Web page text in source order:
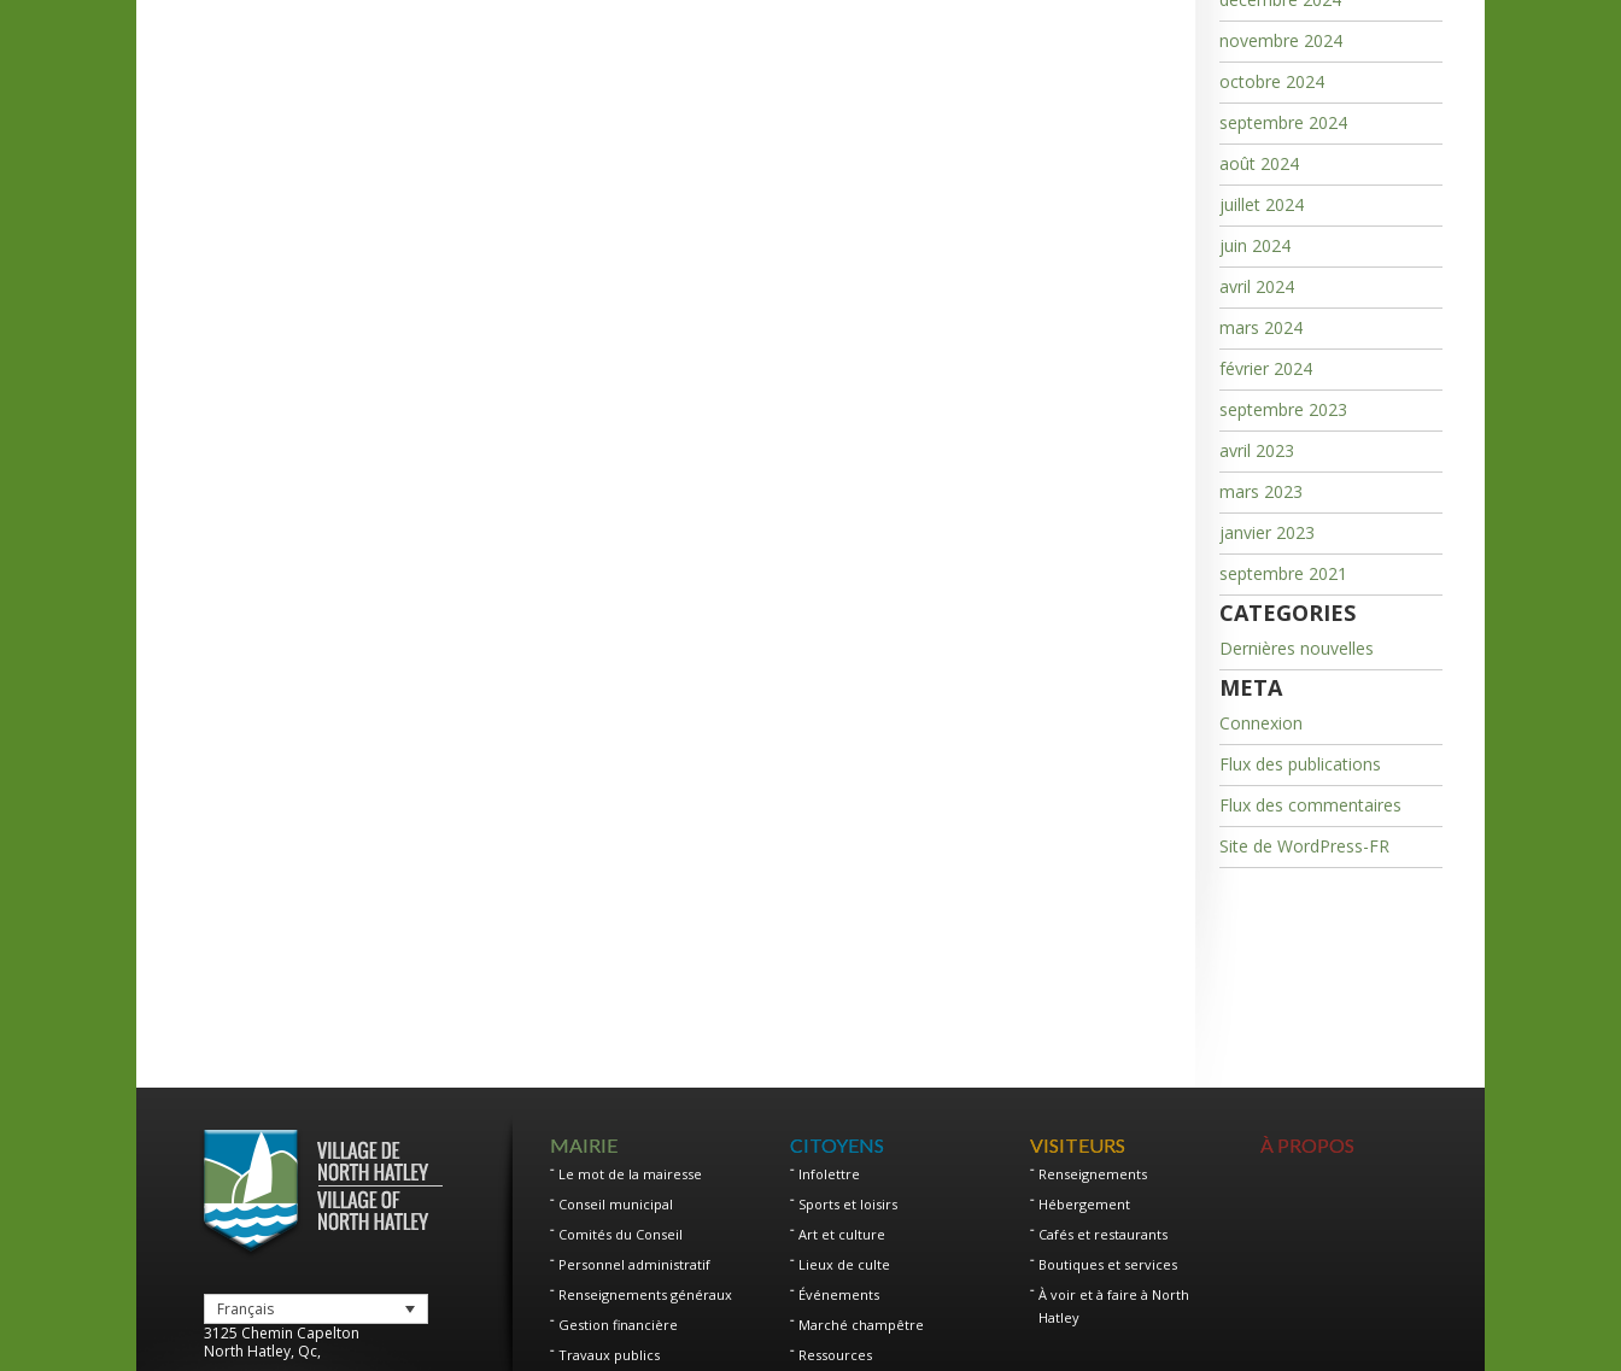
novembre 2024
octobre 2024
septembre 2024
août 2024
juillet 2024
juin 2024
avril 2024
mars 2024
février 2024
septembre 2023
avril 2023
mars 2023
janvier 2023
septembre 2021
CATEGORIES
Dernières nouvelles
META
Connexion
Flux des publications
Flux des commentaires
Site de WordPress-FR
Français
3125 Chemin Capelton
North Hatley, Qc,
MAIRIE
Le mot de la mairesse
Conseil municipal
Comités du Conseil
Personnel administratif
Renseignements généraux
Gestion financière
Travaux publics
CITOYENS
Infolettre
Sports et loisirs
Art et culture
Lieux de culte
Événements
Marché champêtre
Ressources
VISITEURS
Renseignements
Hébergement
Cafés et restaurants
Boutiques et services
À voir et à faire à North
Hatley
À PROPOS